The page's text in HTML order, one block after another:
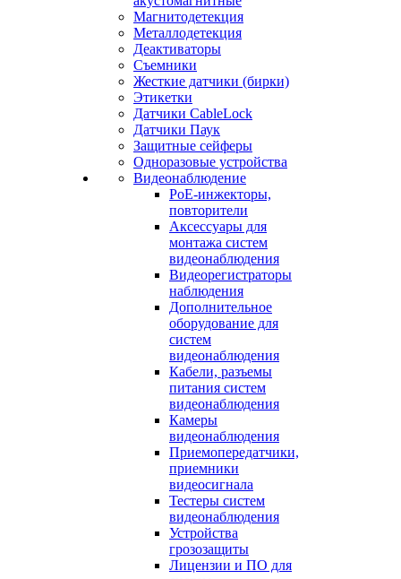
Магнитодетекция
Металлодетекция
Деактиваторы
Съемники
Жесткие датчики (бирки)
Этикетки
Датчики CableLock
Датчики Паук
Защитные сейферы
Одноразовые устройства
Видеонаблюдение
PoE-инжекторы,
повторители
Аксессуары для
монтажа систем
видеонаблюдения
Видеорегистраторы
наблюдения
Дополнительное
оборудование для
систем
видеонаблюдения
Кабели, разъемы
питания систем
видеонаблюдения
Камеры
видеонаблюдения
Приемопередатчики,
приемники
видеосигнала
Тестеры систем
видеонаблюдения
Устройства
грозозащиты
Лицензии и ПО для